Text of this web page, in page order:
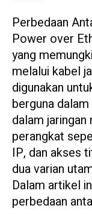
Perbedaan
Power over
yang
melalui kabel
digunakan
berguna
dalam jaringan
perangkat
IP, dan akses
dua varian
Dalam artikel
perbedaan